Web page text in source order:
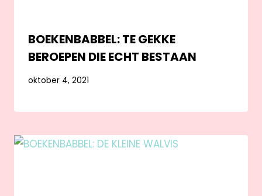
BOEKENBABBEL: TE GEKKE
BEROEPEN DIE ECHT BESTAAN
oktober 4, 2021